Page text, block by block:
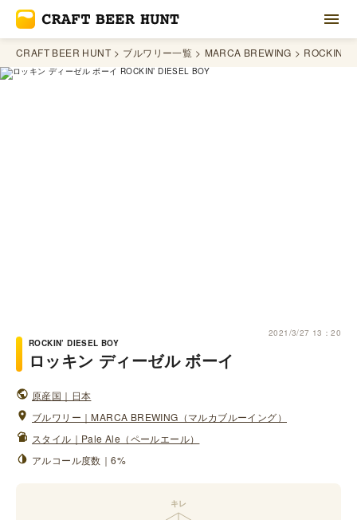
CRAFT BEER HUNT ブルワリー一覧 MARCA BREWING ROCKIN’
2021/3/27 13：20
ROCKIN’ DIESEL BOY
ロッキン ディーゼル ボーイ
原産国｜日本
ブルワリー｜MARCA BREWING（マルカブルーイング）
スタイル｜Pale Ale（ペールエール）
アルコール度数｜6%